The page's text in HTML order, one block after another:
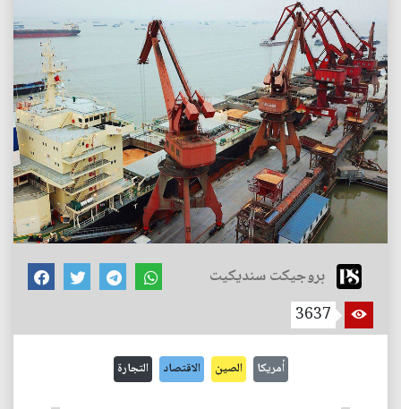
بروجيكت سنديكيت
3637
أمريكا الصين الاقتصاد التجارة